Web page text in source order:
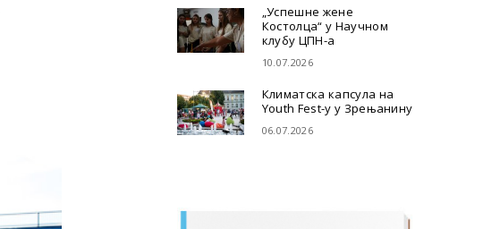
„Успешне жене
Костолца“ у Научном
клубу ЦПН-а
10.07.2026
Климатска капсула на
Youth Fest-у у Зрењанину
06.07.2026